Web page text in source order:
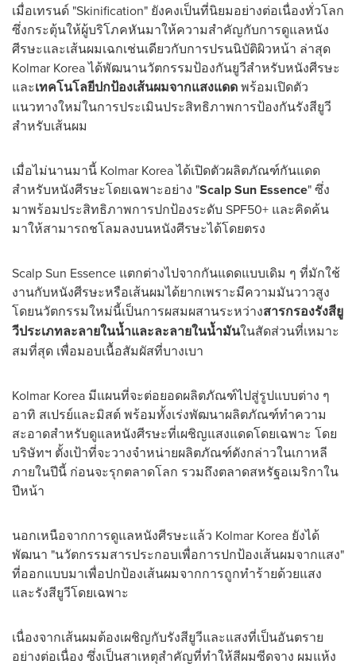
เมื่อเทรนด์ "Skinification" ยังคงเป็นที่นิยมอย่างต่อเนื่องทั่วโลก
ซึ่งกระตุ้นให้ผู้บริโภคหันมาให้ความสำคัญกับการดูแลหนัง
ศีรษะและเส้นผมเฉกเช่นเดียวกับการปรนนิบัติผิวหน้า ล่าสุด
Kolmar Korea ได้พัฒนานวัตกรรมป้องกันยูวีสำหรับหนังศีรษะ
และเทคโนโลยีปกป้องเส้นผมจากแสงแดดพร้อมเปิดตัว
แนวทางใหม่ในการประเมินประสิทธิภาพการป้องกันรังสียูวี
สำหรับเส้นผม
เมื่อไม่นานมานี้ Kolmar Korea ได้เปิดตัวผลิตภัณฑ์กันแดด
สำหรับหนังศีรษะโดยเฉพาะอย่าง "Scalp Sun Essence" ซึ่ง
มาพร้อมประสิทธิภาพการปกป้องระดับ SPF50+ และคิดค้น
มาให้สามารถชโลมลงบนหนังศีรษะได้โดยตรง
Scalp Sun Essence แตกต่างไปจากกันแดดแบบเดิม ๆ ที่มักใช้
งานกับหนังศีรษะหรือเส้นผมได้ยากเพราะมีความมันวาวสูง
โดยนวัตกรรมใหม่นี้เป็นการผสมผสานระหว่างสารกรองรังสียู
วีประเภทละลายในน้ำและละลายในน้ำมันในสัดส่วนที่เหมาะ
สมที่สุด เพื่อมอบเนื้อสัมผัสที่บางเบา
Kolmar Korea มีแผนที่จะต่อยอดผลิตภัณฑ์ไปสู่รูปแบบต่าง ๆ
อาทิ สเปรย์และมิสต์ พร้อมทั้งเร่งพัฒนาผลิตภัณฑ์ทำความ
สะอาดสำหรับดูแลหนังศีรษะที่เผชิญแสงแดดโดยเฉพาะ โดย
บริษัทฯ ตั้งเป้าที่จะวางจำหน่ายผลิตภัณฑ์ดังกล่าวในเกาหลี
ภายในปีนี้ ก่อนจะรุกตลาดโลก รวมถึงตลาดสหรัฐอเมริกาใน
ปีหน้า
นอกเหนือจากการดูแลหนังศีรษะแล้ว Kolmar Korea ยังได้
พัฒนา "นวัตกรรมสารประกอบเพื่อการปกป้องเส้นผมจากแสง"
ที่ออกแบบมาเพื่อปกป้องเส้นผมจากการถูกทำร้ายด้วยแสง
และรังสียูวีโดยเฉพาะ
เนื่องจากเส้นผมต้องเผชิญกับรังสียูวีและแสงที่เป็นอันตราย
อย่างต่อเนื่อง ซึ่งเป็นสาเหตุสำคัญที่ทำให้สีผมซีดจาง ผมแห้ง